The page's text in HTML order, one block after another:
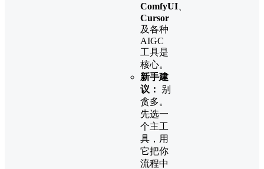
ComfyUI
Cursor
及各种
AIGC
工具是
核心。
新手建
议：
​ 别
贪多。
先选一
个主工
具，用
它把你
流程中